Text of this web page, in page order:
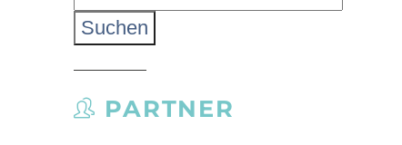
nach:
PARTNER